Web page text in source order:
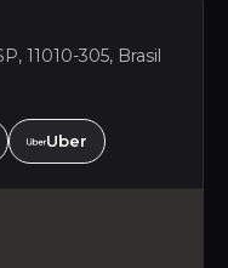
11010-305, Brasil
Uber